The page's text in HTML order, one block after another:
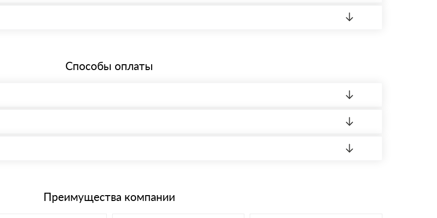
Способы оплаты
через системы электронных платежей.
банковским картам
материала после проверки качества и количества заказанного материала.
Преимущества компании